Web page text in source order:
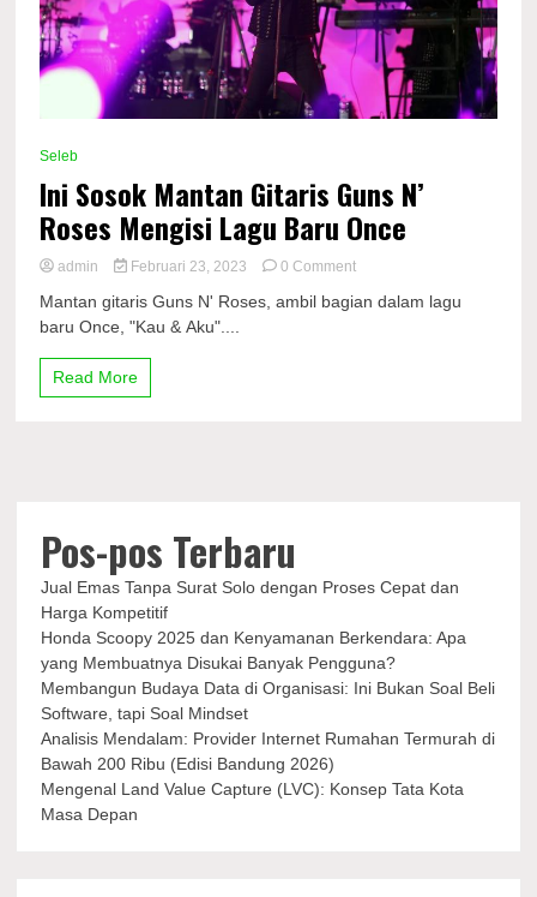
Seleb
Ini Sosok Mantan Gitaris Guns N’
Roses Mengisi Lagu Baru Once
admin Februari 23, 2023 0 Commenton
Sosok
Mantan gitaris Guns N' Roses, ambil bagian dalam lagu
baru Once, "Kau & Aku"....
Read More
Pos-pos Terbaru
Jual Emas Tanpa Surat Solo dengan Proses Cepat dan
Harga Kompetitif
Honda Scoopy 2025 dan Kenyamanan Berkendara: Apa
yang Membuatnya Disukai Banyak Pengguna?
Membangun Budaya Data di Organisasi: Ini Bukan Soal Beli
Software, tapi Soal Mindset
Analisis Mendalam: Provider Internet Rumahan Termurah di
Bawah 200 Ribu (Edisi Bandung 2026)
Mengenal Land Value Capture (LVC): Konsep Tata Kota
Masa Depan